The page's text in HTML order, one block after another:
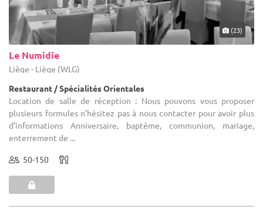
(23)
Le Numidie
Liège - Liège (WLG)
Restaurant / Spécialités Orientales
Location de salle de réception : Nous pouvons vous proposer
plusieurs formules n’hésitez pas à nous contacter pour avoir plus
d’informations Anniversaire, baptême, communion, mariage,
enterrement de ...
50-150